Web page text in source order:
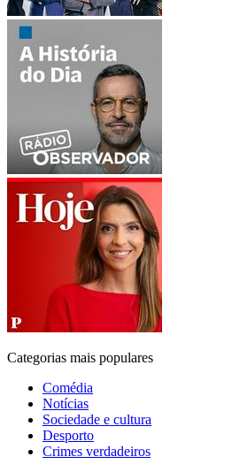
Categorias mais populares
Comédia
Notícias
Sociedade e cultura
Desporto
Crimes verdadeiros